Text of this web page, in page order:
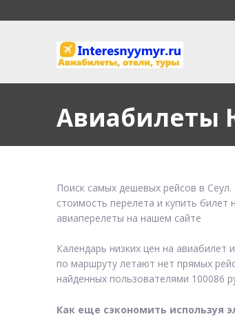
Авиабилеты
Поиск самых дешевых рейсов в
стоимость перелета и купить
авиаперелеты на нашем сайте
Календарь низких цен на
по маршруту летают нет прямых
найденных пользователями 100086
Как еще сэкономить используя